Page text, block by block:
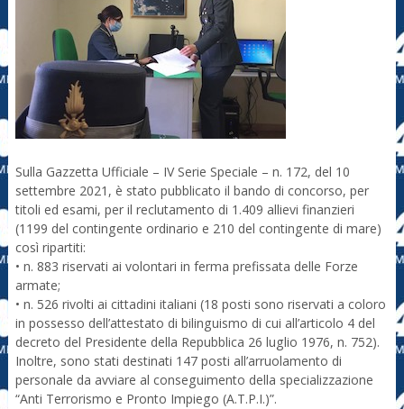
Sulla Gazzetta Ufficiale – IV Serie Speciale – n. 172, del 10
settembre 2021, è stato pubblicato il bando di concorso, per
titoli ed esami, per il reclutamento di 1.409 allievi finanzieri
(1199 del contingente ordinario e 210 del contingente di mare)
così ripartiti:
• n. 883 riservati ai volontari in ferma prefissata delle Forze
armate;
• n. 526 rivolti ai cittadini italiani (18 posti sono riservati a coloro
in possesso dell’attestato di bilinguismo di cui all’articolo 4 del
decreto del Presidente della Repubblica 26 luglio 1976, n. 752).
Inoltre, sono stati destinati 147 posti all’arruolamento di
personale da avviare al conseguimento della specializzazione
“Anti Terrorismo e Pronto Impiego (A.T.P.I.)”.